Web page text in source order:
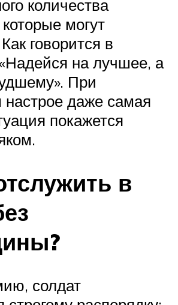
количества
могут
говорится в
на лучшее, а
При
даже самая
покажется
в
солдат